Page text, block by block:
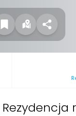
Rezydencja